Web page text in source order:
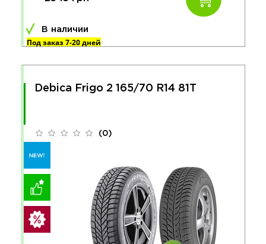
В наличии
Под заказ 7-20 дней
Debica Frigo 2 165/70 R14 81T
(0)